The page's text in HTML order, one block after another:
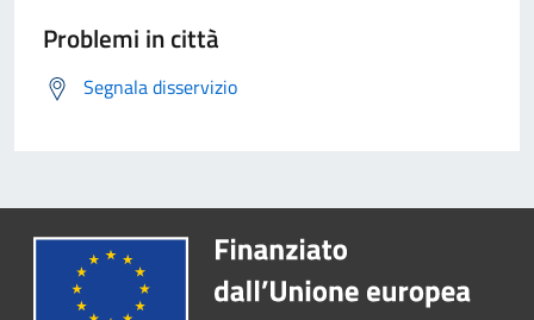
Problemi in città
Segnala disservizio